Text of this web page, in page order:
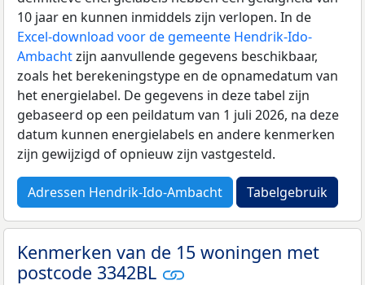
10 jaar en kunnen inmiddels zijn verlopen. In de
Excel-download voor de gemeente Hendrik-Ido-
Ambachtzijn aanvullende gegevens beschikbaar,
zoals het berekeningstype en de opnamedatum van
het energielabel. De gegevens in deze tabel zijn
gebaseerd op een peildatum van 1 juli 2026, na deze
datum kunnen energielabels en andere kenmerken
zijn gewijzigd of opnieuw zijn vastgesteld.
Adressen Hendrik-Ido-Ambacht Tabelgebruik
Kenmerken van de 15 woningen met
postcode 3342BL